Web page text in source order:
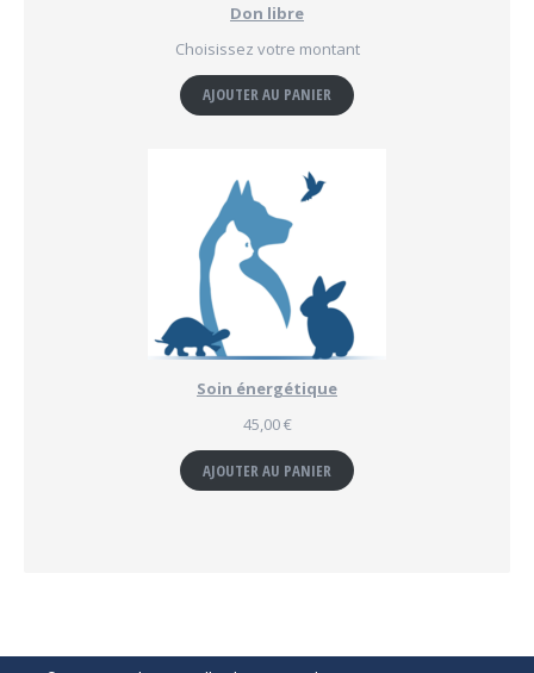
Don libre
Choisissez votre montant
AJOUTER AU PANIER
Soin énergétique
45,00€
AJOUTER AU PANIER